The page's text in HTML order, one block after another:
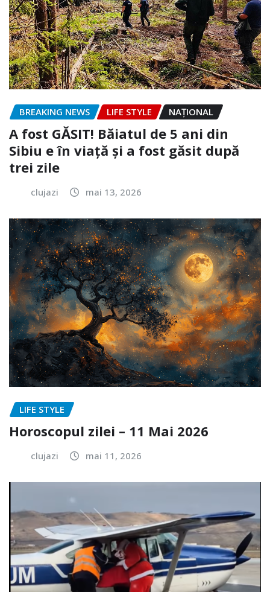
BREAKING NEWS LIFE STYLE NAŢIONAL
A fost GĂSIT! Băiatul de 5 ani din
Sibiu e în viață și a fost găsit după
trei zile
clujazi mai 13, 2026
LIFE STYLE
Horoscopul zilei – 11 Mai 2026
clujazi mai 11, 2026